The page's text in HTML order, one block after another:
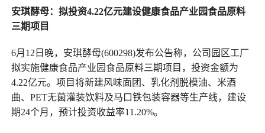
安琪酵母：拟投资4.22亿元建设健康食品产业园食品原料
三期项目
6月12日晚，安琪酵母(600298)发布公告称，公司园区工厂
拟实施健康食品产业园食品原料三期项目，投资金额为
4.22亿元。项目将新建风味面团、乳化剂脱模油、米酒
曲、PET无菌灌装饮料及马口铁包装容器等生产线，建设
期24个月，预计投资收益率11.20%。